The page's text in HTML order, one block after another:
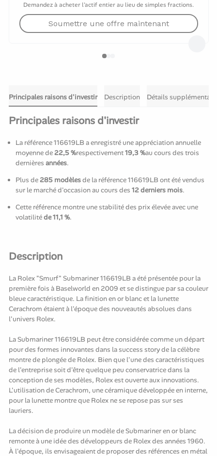
Demandez à acheter l'actif entier au lieu de simples fractions.
Soumettre une offre maintenant
Principales raisons d'investir Description Détails
Principales raisons d'investir
La référence 116619LB a enregistré une appréciation annuelle
moyenne de22,5 %respectivement19,3 %au cours des trois
dernières années.
Plus de285 modèlesde la référence 116619LB ont été vendus
sur le marché d'occasion au cours des 12 derniers mois.
Cette référence montre une stabilité des prix élevée avec une
volatilitéde 11,1 %.
Description
La Rolex "Smurf" Submariner 116619LB a été présentée pour la
première fois à Baselworld en 2009 et se distingue par sa couleur
bleue caractéristique. La finition en or blanc et la lunette
Cerachrom étaient à l'époque des nouveautés absolues dans
l'univers Rolex.
La Submariner 116619LB peut être considérée comme un départ
pour des formes innovantes dans la success story de la célèbre
montre de plongée de Rolex. Bien que l'une des caractéristiques
de l'entreprise soit d'être quelque peu conservatrice dans la
conception de ses modèles, Rolex est ouverte aux innovations.
L'utilisation de Cerachrom, une céramique développée en interne,
pour la lunette montre que Rolex ne se repose pas sur ses
lauriers.
La décision de produire un modèle de Submariner en or blanc
remonte à une idée des développeurs de Rolex des années 1960.
À l'époque, ils envisageaient de proposer des références en métal